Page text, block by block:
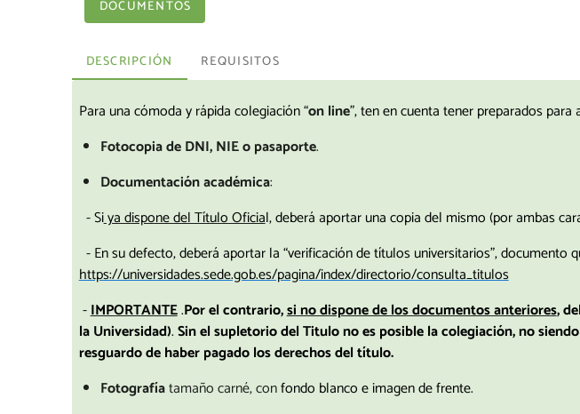
DOCUMENTOS
DESCRIPCIÓN REQUISITOS
Para una cómoda y rápida colegiación “on line”, ten en cuenta tener preparados
Fotocopia de DNI, NIE o pasaporte.
Documentación académica:
- Siya dispone del Título Oficial, deberá aportar una copia del mismo (por ambas
- En su defecto, deberá aportar la “verificación de títulos universitarios”,
https://universidades.sede.gob.es/pagina/index/directorio/consulta_titulos
-IMPORTANTE.Por el contrario,si no dispone de los documentos anteriores,
la Universidad).Sin el supletorio del Titulo no es posible la colegiación, no
resguardo de haber pagado los derechos del título.
Fotografíatamaño carné, confondo blanco e imagen de frente.